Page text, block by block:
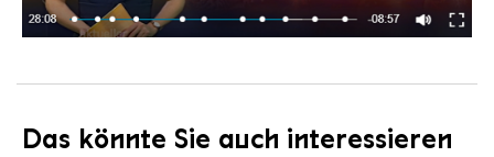
Das könnte Sie auch interessieren